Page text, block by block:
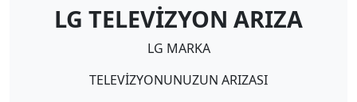
LG TELEVİZYON ARIZA
LG MARKA
TELEVİZYONUNUZUN ARIZASI